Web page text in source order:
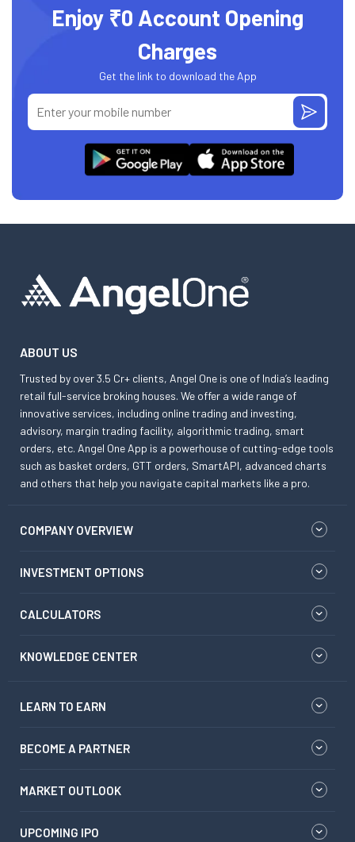
Enjoy ₹0 Account Opening
Charges
Get the link to download the App
ABOUT US
Trusted by over 3.5 Cr+ clients, Angel One is one of India’s leading
retail full-service broking houses. We offer a wide range of
innovative services, including online trading and investing,
advisory, margin trading facility, algorithmic trading, smart
orders, etc. Angel One App is a powerhouse of cutting-edge tools
such as basket orders, GTT orders, SmartAPI, advanced charts
and others that help you navigate capital markets like a pro.
COMPANY OVERVIEW
INVESTMENT OPTIONS
CALCULATORS
KNOWLEDGE CENTER
LEARN TO EARN
BECOME A PARTNER
MARKET OUTLOOK
UPCOMING IPO